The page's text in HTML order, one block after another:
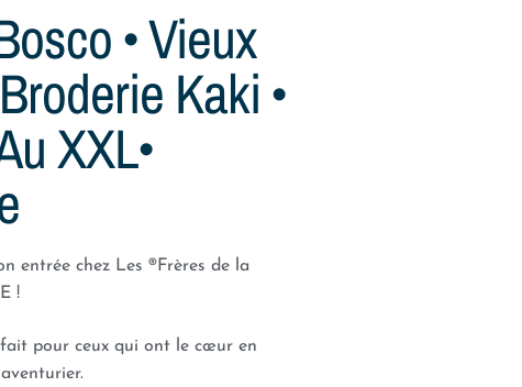
• Vieux
Kaki •
XXL•
entrée chez Les ®Frères de la
!
pour ceux qui ont le cœur en